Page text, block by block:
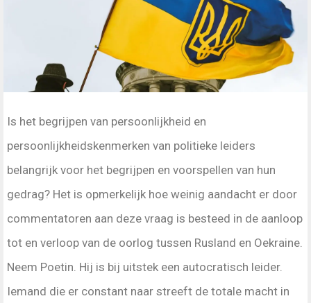
Is het begrijpen van persoonlijkheid en
persoonlijkheidskenmerken van politieke leiders
belangrijk voor het begrijpen en voorspellen van hun
gedrag? Het is opmerkelijk hoe weinig aandacht er door
commentatoren aan deze vraag is besteed in de aanloop
tot en verloop van de oorlog tussen Rusland en Oekraine.
Neem Poetin. Hij is bij uitstek een autocratisch leider.
Iemand die er constant naar streeft de totale macht in